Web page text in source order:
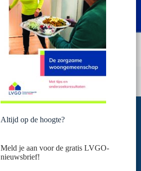
Altijd op de hoogte?
Meld je aan voor de gratis LVGO-
nieuwsbrief!